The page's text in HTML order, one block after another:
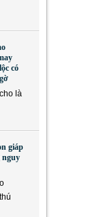
có
là
giáp
nguy